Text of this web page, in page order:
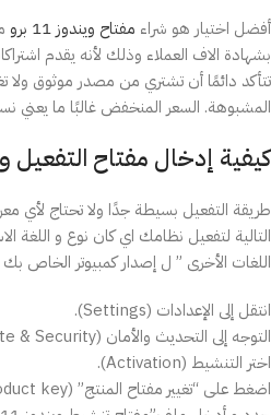
أفضل اختيار هو شراء مفتاح ويندوز 11 برو
بشهادة الاف العملاء وذلك لأنه يقدم
تتأكد دائمًا أن تشتري من مصدر موثوق ولا
المشبوهة. السعر المنخفض غالبًا ما يعني
كيفية إدخال مفتاح التفعيل
طريقة التفعيل بسيطة جدًا ولا تحتاج لأي
التالية لتفعيل نظامك اي كان نوع و اللغة
اللغات الأخرى ” ل إصدار كمبيوتر الخاص
انتقل إلى الإعدادات (Settings).
التوجه إلى التحديث والأمان (Update & Security).
اختر التنشيط (Activation).
اضغط على “تغيير مفتاح المنتج” (Change product key).